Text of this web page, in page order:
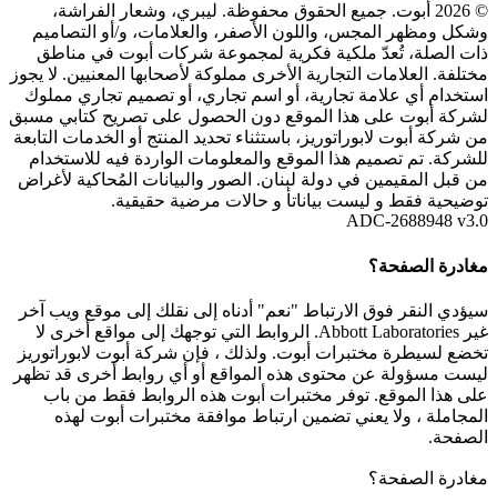
© 2026 أبوت. جميع الحقوق محفوظة. ليبري، وشعار الفراشة،
وشكل ومظهر المجس، واللون الأصفر، والعلامات، و/أو التصاميم
ذات الصلة، تُعدّ ملكية فكرية لمجموعة شركات أبوت في مناطق
مختلفة. العلامات التجارية الأخرى مملوكة لأصحابها المعنيين. لا يجوز
استخدام أي علامة تجارية، أو اسم تجاري، أو تصميم تجاري مملوك
لشركة أبوت على هذا الموقع دون الحصول على تصريح كتابي مسبق
من شركة أبوت لابوراتوريز، باستثناء تحديد المنتج أو الخدمات التابعة
للشركة. تم تصميم هذا الموقع والمعلومات الواردة فيه للاستخدام
من قبل المقيمين في دولة لبنان. الصور والبيانات المُحاكية لأغراض
توضيحية فقط و ليست بياناتأ و حالات مرضية حقيقية.
ADC-2688948 v3.0
مغادرة الصفحة؟
سيؤدي النقر فوق الارتباط "نعم" أدناه إلى نقلك إلى موقع ويب آخر
غير Abbott Laboratories. الروابط التي توجهك إلى مواقع أخرى لا
تخضع لسيطرة مختبرات أبوت. ولذلك ، فإن شركة أبوت لابوراتوريز
ليست مسؤولة عن محتوى هذه المواقع أو أي روابط أخرى قد تظهر
على هذا الموقع. توفر مختبرات أبوت هذه الروابط فقط من باب
المجاملة ، ولا يعني تضمين ارتباط موافقة مختبرات أبوت لهذه
الصفحة.
مغادرة الصفحة؟